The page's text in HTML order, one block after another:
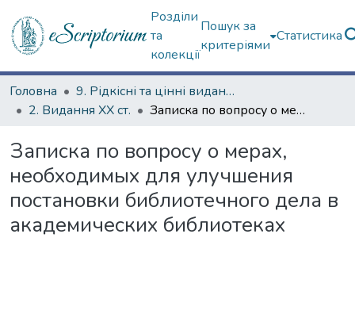
Розділи
та
колекції
Пошук за
критеріями
Статистика
Головна
9. Рідкісні та цінні видання
2. Видання ХХ ст.
Записка по вопросу о мерах, необходимых для улучшения постановки библиотечного дела в академических библиотеках
Записка по вопросу о мерах,
необходимых для улучшения
постановки библиотечного дела в
академических библиотеках